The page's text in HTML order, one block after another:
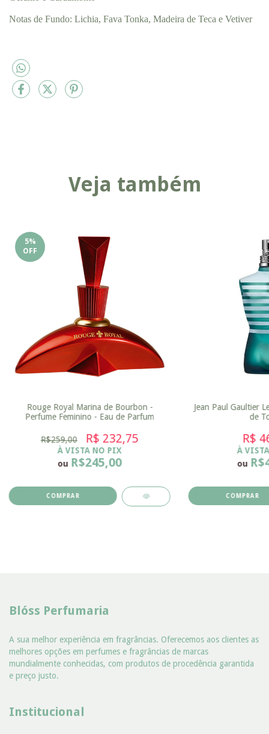
Notas de Fundo: Lichia, Fava Tonka, Madeira de Teca e Vetiver
Veja também
5%
OFF
Rouge Royal Marina de Bourbon -
Perfume Feminino - Eau de Parfum
R$259,00 R$ 232,75
À VISTA NO PIX
ou R$245,00
COMPRAR
Jean Paul Gaultier
de
R$
À
ou
COMPRAR
Blóss Perfumaria
A sua melhor experiência em fragrâncias. Oferecemos aos clientes as
melhores opções em perfumes e fragrâncias de marcas
mundialmente conhecidas, com produtos de procedência garantida
e preço justo.
Institucional